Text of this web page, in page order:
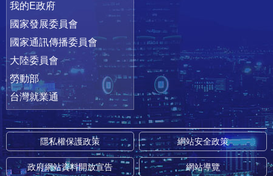
我的E政府
國家發展委員會
國家通訊傳播委員會
大陸委員會
勞動部
台灣就業通
隱私權保護政策 網站安全政策
政府網站資料開放宣告 網站導覽